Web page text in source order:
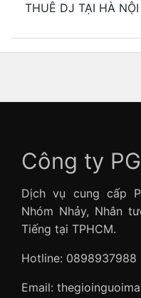
THUÊ DJ TẠI HÀ NỘI
Công ty
Dịch vụ cung cấp
Nhóm Nhảy, Nhân
Tiếng tại TPHCM.
Hotline: 0898937988
Email: